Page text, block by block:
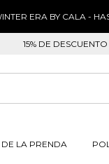
ERA BY CALA -
DE DESCUENTO EN
LA PRENDA